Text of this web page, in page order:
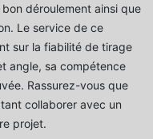
déroulement ainsi que
Le service de ce
sur la fiabilité de tirage
angle, sa compétence
Rassurez-vous que
collaborer avec un
projet.